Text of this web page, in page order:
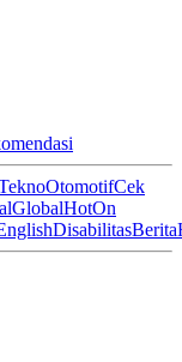
OtomotifCek
GlobalHotOn
DisabilitasBerita